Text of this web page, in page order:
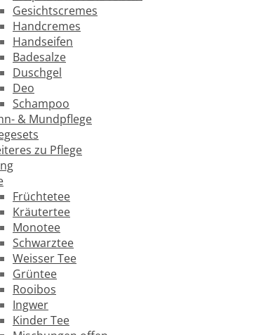
Gesichtscremes
Handcremes
Handseifen
Badesalze
Duschgel
Deo
Schampoo
& Mundpflege
zu Pflege
Früchtetee
Kräutertee
Monotee
Schwarztee
Weisser Tee
Grüntee
Rooibos
Ingwer
Kinder Tee